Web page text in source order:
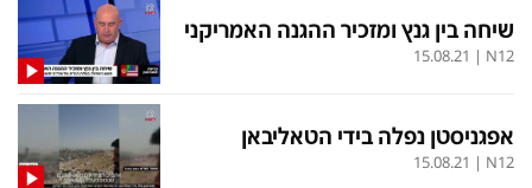
DATA
תכניות חדשות 12
המהדורה המרכזית
N12
|
15.08.21
N12
|
15.08.21